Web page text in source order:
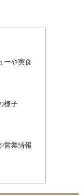
ーや実食
様子
営業情報